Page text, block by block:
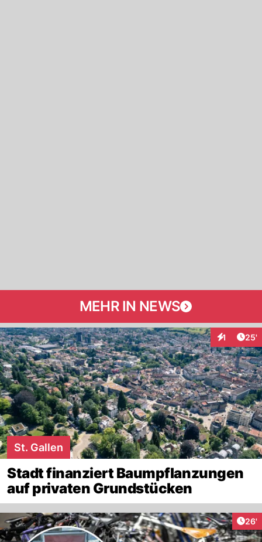
MEHR IN NEWS
1 25'
St. Gallen
Stadt finanziert Baumpflanzungen
auf privaten Grundstücken
26'